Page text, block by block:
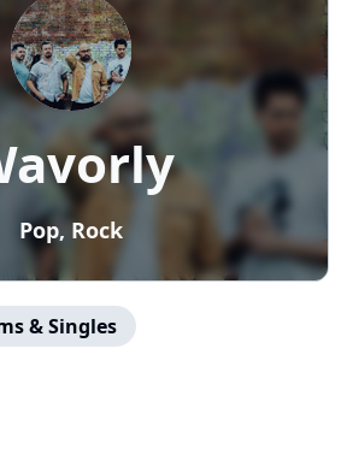
Pop, Rock
& Singles